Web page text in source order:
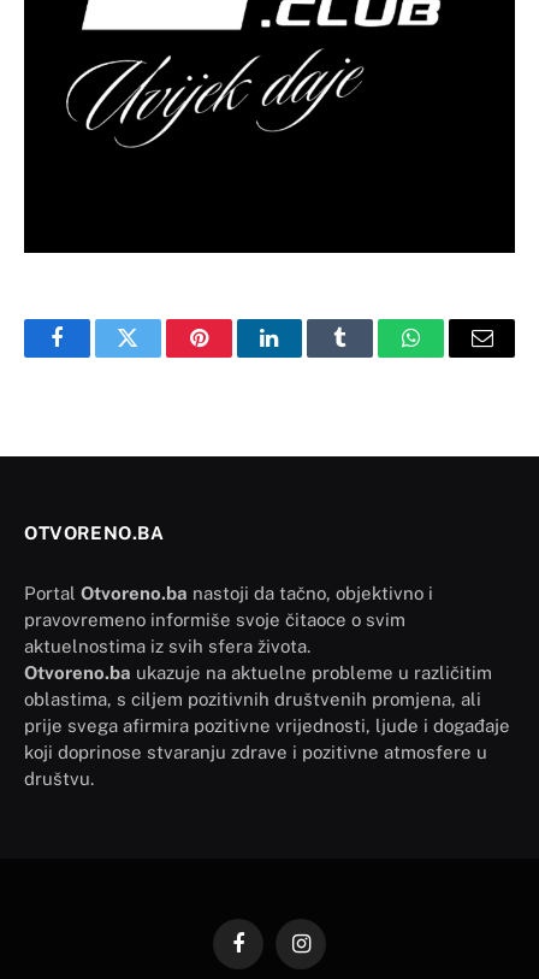
FacebookTwitter PinterestLinkedInTumblr WhatsAppEmail
OTVORENO.BA
Portal Otvoreno.ba nastoji da tačno, objektivno i
pravovremeno informiše svoje čitaoce o svim
aktuelnostima iz svih sfera života.
Otvoreno.ba ukazuje na aktuelne probleme u različitim
oblastima, s ciljem pozitivnih društvenih promjena, ali
prije svega afirmira pozitivne vrijednosti, ljude i događaje
koji doprinose stvaranju zdrave i pozitivne atmosfere u
društvu.
FacebookInstagram